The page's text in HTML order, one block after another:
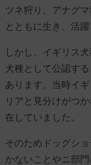
ツネ狩り、アナグ
とともに生き、活躍
しかし、イギリス
犬種として公認す
あります。当時イ
リアと見分けがつ
在していました。
そのためドッグシ
かないことやニ部